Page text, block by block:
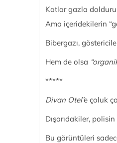
Katlar gazla
Ama içeridekilerin
Bibergazı,
Hem de olsa
*****
Divan Otel’e çoluk
Dışarıdakiler,
Bu görüntüleri